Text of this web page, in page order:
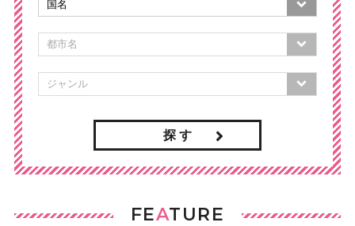
探 す
FEATURE